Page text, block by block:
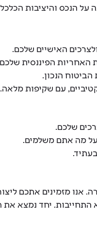
הנכס והיציבות
האישיים שלכם.
האחריות הפיננסית
הנכון.
עם שקיפות מלאה.
שלכם.
על מה אתם משלמים.
אנו מזמינים אתכם
התחייבות. יחד נמצא את